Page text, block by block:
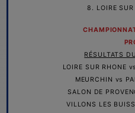
8. LOIRE
C
RÉSULTATS
LOIRE SUR RHONE
MEURCHIN vs
SALON DE
VILLONS LES